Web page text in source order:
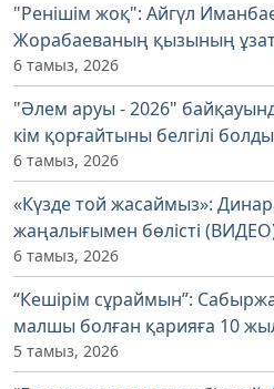
"Ренішім жоқ": Айгүл
Жорабаеваның қызының
6 тамыз, 2026
"Әлем аруы - 2026"
кім қорғайтыны белгілі болды
6 тамыз, 2026
«Күзде той жасаймыз»:
жаңалығымен бөлісті
6 тамыз, 2026
“Кешірім сұраймын”:
малшы болған қарияға 10
5 тамыз, 2026